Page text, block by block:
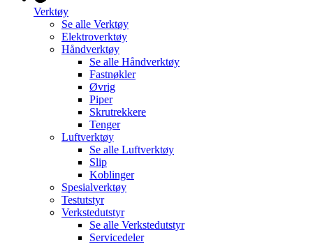
Verktøy
Se alle Verktøy
Elektroverktøy
Håndverktøy
Se alle Håndverktøy
Fastnøkler
Øvrig
Piper
Skrutrekkere
Tenger
Luftverktøy
Se alle Luftverktøy
Slip
Koblinger
Spesialverktøy
Testutstyr
Verkstedutstyr
Se alle Verkstedutstyr
Servicedeler